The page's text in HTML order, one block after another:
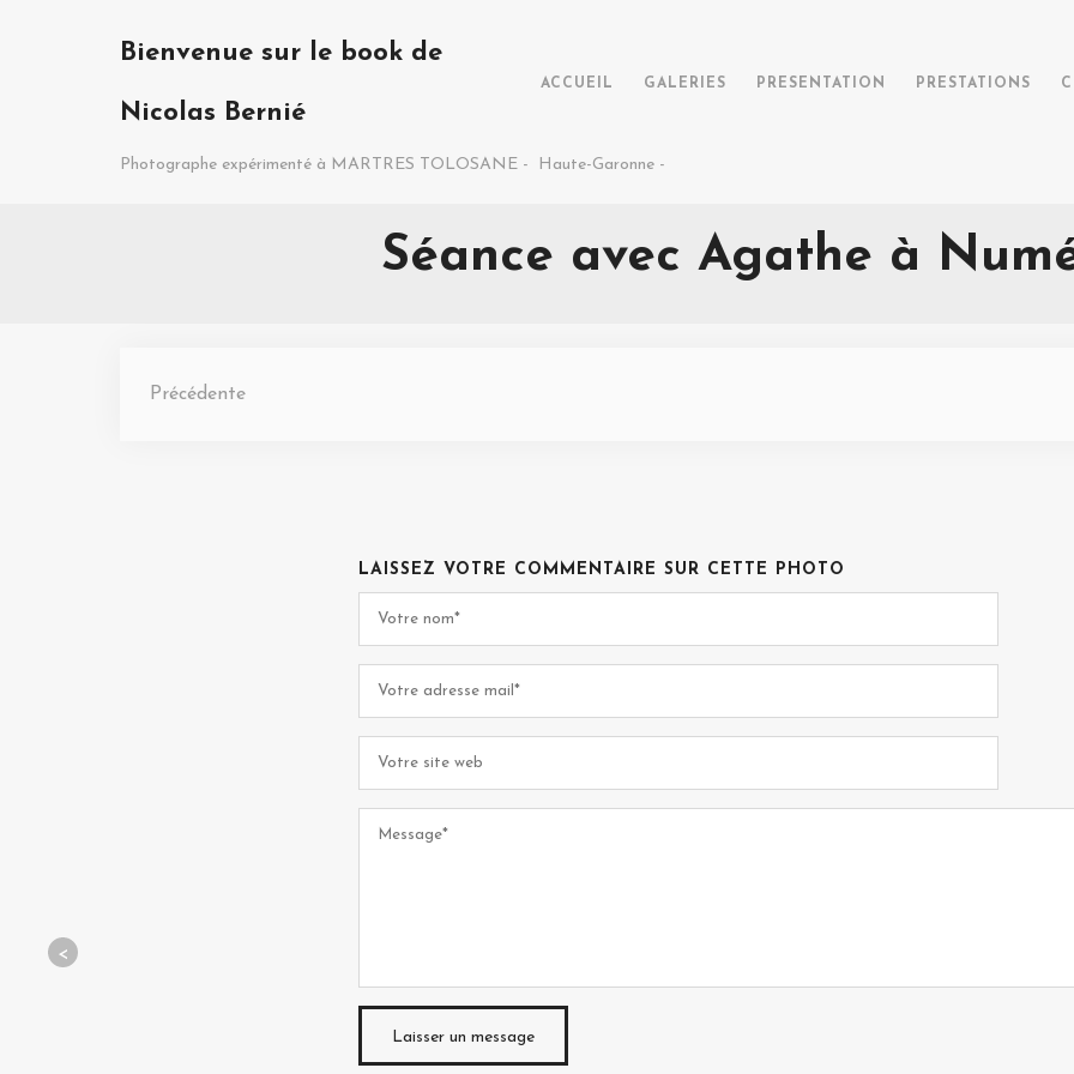
Bienvenue sur le book de
Nicolas Bernié
ACCUEIL GALERIES PRESENTATION PRESTATIONS
Photographe expérimenté à MARTRES TOLOSANE - Haute-Garonne -
Séance avec Agathe à
<
Précédente
LAISSEZ VOTRE COMMENTAIRE SUR CETTE PHOTO